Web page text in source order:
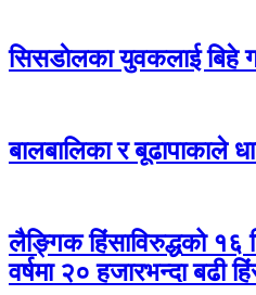
सिसडाेलका युवकलाई बिहे
बालबालिका र बूढापाकाले
लैङ्गिक हिंसाविरुद्धको
वर्षमा २० हजारभन्दा बढी